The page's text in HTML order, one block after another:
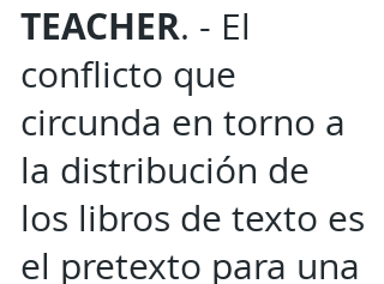
TEACHER. - El
conflicto que
circunda en torno a
la distribución de
los libros de texto es
el pretexto para una